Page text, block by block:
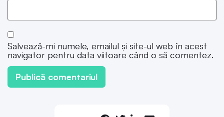
Salvează-mi numele, emailul și site-ul web în acest
navigator pentru data viitoare când o să comentez.